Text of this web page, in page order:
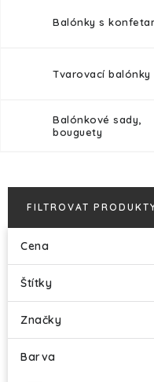
Balónky s
Tvarovací balónky
Balónkové sady,
bouguety
FILTROVAT
Cena
Štítky
Značky
Barva